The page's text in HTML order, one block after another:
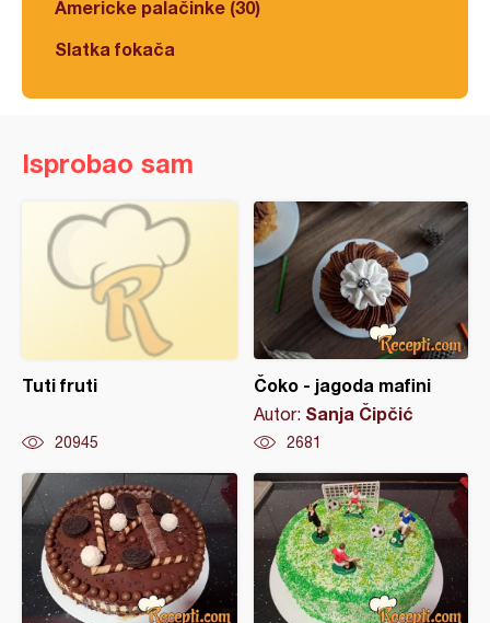
Americke palačinke (30)
Slatka fokača
Isprobao sam
Tuti fruti
20945
Čoko - jagoda mafini
Autor: Sanja Čipčić
2681